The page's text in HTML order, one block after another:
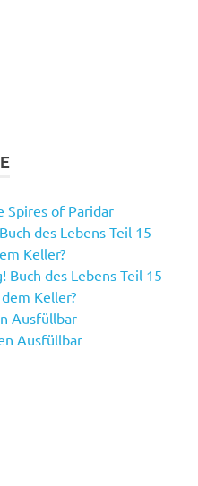
Spires of Paridar
des Lebens Teil 15 –
Keller?
Buch des Lebens Teil 15
Keller?
Ausfüllbar
Ausfüllbar